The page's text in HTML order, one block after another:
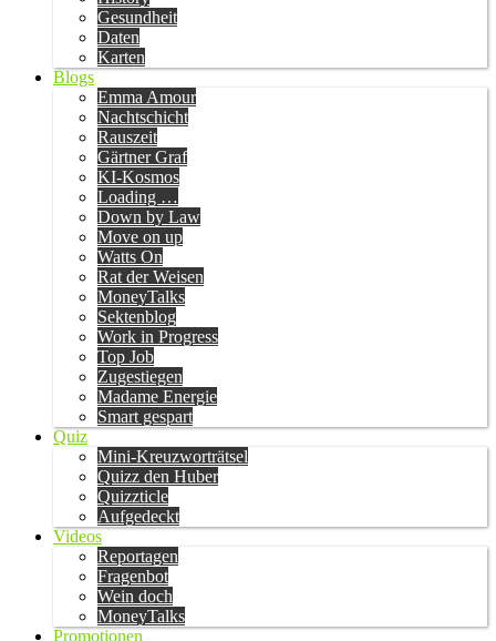
Gesundheit
Daten
Karten
Blogs
Emma Amour
Nachtschicht
Rauszeit
Gärtner Graf
KI-Kosmos
Loading …
Down by Law
Move on up
Watts On
Rat der Weisen
MoneyTalks
Sektenblog
Work in Progress
Top Job
Zugestiegen
Madame Energie
Smart gespart
Quiz
Mini-Kreuzworträtsel
Quizz den Huber
Quizzticle
Aufgedeckt
Videos
Reportagen
Fragenbot
Wein doch
MoneyTalks
Promotionen